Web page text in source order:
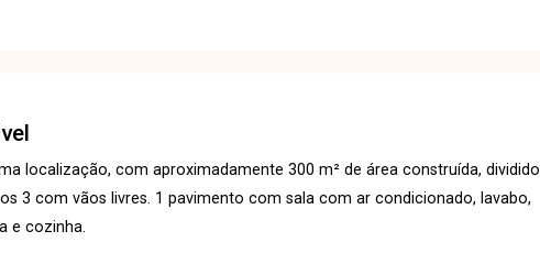
localização, com aproximadamente 300 m² de área construída, dividido
3 com vãos livres. 1 pavimento com sala com ar condicionado, lavabo,
e cozinha.